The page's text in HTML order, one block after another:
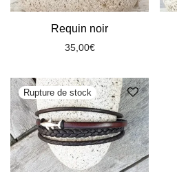
Requin noir
35,00€